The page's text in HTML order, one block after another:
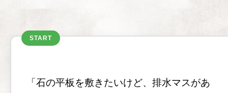
START
「石の平板を敷きたいけど、排水マスがあ